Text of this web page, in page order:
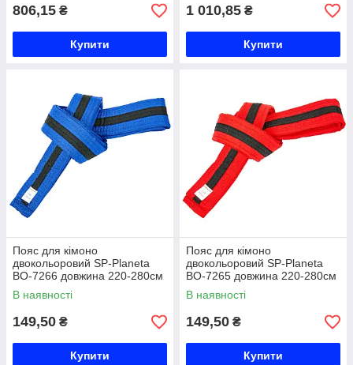
806,15 ₴
Купити
1 010,85 ₴
Купити
Пояс для кімоно
двокольоровий SP-Planeta
BO-7266 довжина 220-280см
синій-чорний Код BO-7266
В наявності
149,50 ₴
Купити
Пояс для кімоно
двокольоровий SP-Planeta
BO-7265 довжина 220-280см
червоний-чорний Код BO-
7265
В наявності
149,50 ₴
Купити